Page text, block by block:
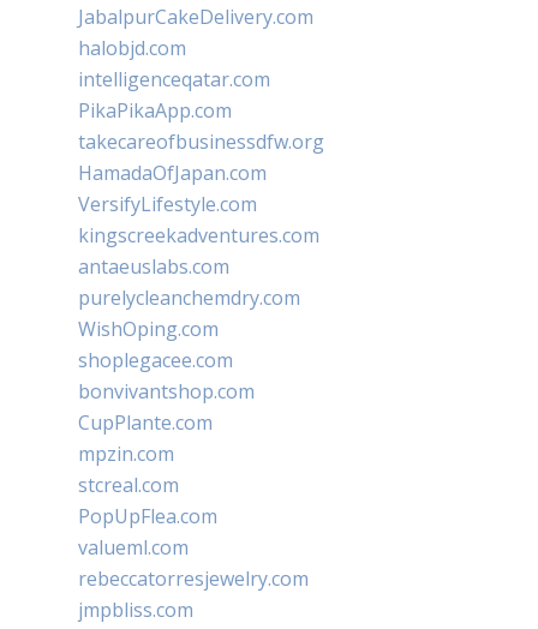
JabalpurCakeDelivery.com
halobjd.com
intelligenceqatar.com
PikaPikaApp.com
takecareofbusinessdfw.org
HamadaOfJapan.com
VersifyLifestyle.com
kingscreekadventures.com
antaeuslabs.com
purelycleanchemdry.com
WishOping.com
shoplegacee.com
bonvivantshop.com
CupPlante.com
mpzin.com
stcreal.com
PopUpFlea.com
valueml.com
rebeccatorresjewelry.com
jmpbliss.com